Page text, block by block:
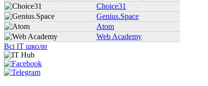
Choice31
Genius.Space
Atom
Web Academy
Всі IT школи